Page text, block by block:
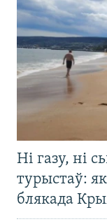
Ні газу, ні
турыстаў:
блякада